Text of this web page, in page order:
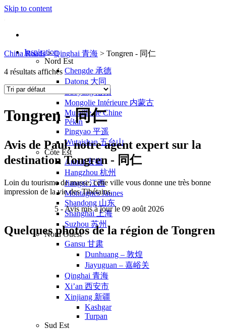
Skip to content
Inspiration
Nord Est
Chengde 承德
Datong 大同
Luoyang 洛阳
Mongolie Intérieure 内蒙古
Muraille de Chine
Pékin
Pingyao 平遥
Wutaishan 五台山
Côte Est
Anhui 安徽
Hangzhou 杭州
Jiangxi 江西
Montagnes Jaunes
Shandong 山东
Shanghai 上海
Suzhou 苏州
Nord Ouest
Gansu 甘肃
Dunhuang – 敦煌
Jiayuguan – 嘉峪关
Qinghai 青海
Xi’an 西安市
Xinjiang 新疆
Kashgar
Turpan
Sud Est
China Roads > Qinghai 青海 > Tongren - 同仁
4 résultats affichés
Tongren - 同仁
Avis de Paul, notre agent expert sur la
destination Tongren - 同仁
Loin du tourisme de masse, cette ville vous donne une très bonne
impression de la vie des Tibétains.
5 - Avis mis à jour le 09 août 2026
Quelques photos de la région de Tongren